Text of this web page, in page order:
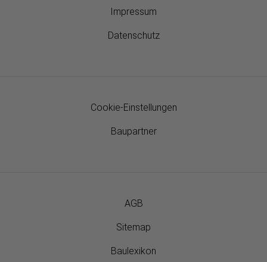
Impressum
Datenschutz
Cookie-Einstellungen
Baupartner
AGB
Sitemap
Baulexikon